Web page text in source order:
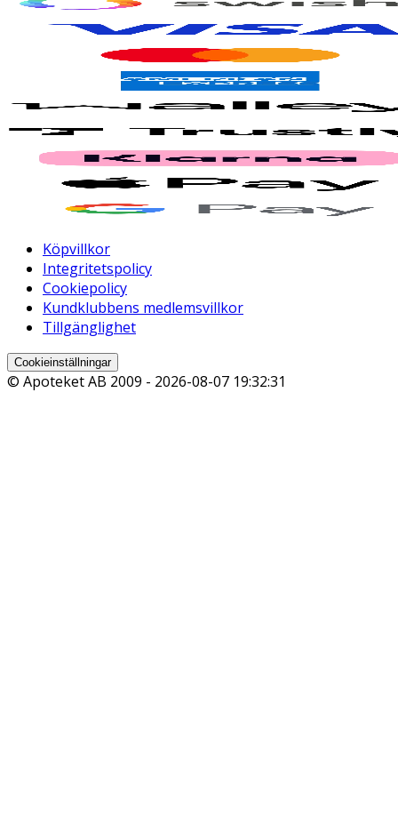
Köpvillkor
Integritetspolicy
Cookiepolicy
Kundklubbens medlemsvillkor
Tillgänglighet
Cookieinställningar
© Apoteket AB 2009 - 2026-08-07 19:32:31